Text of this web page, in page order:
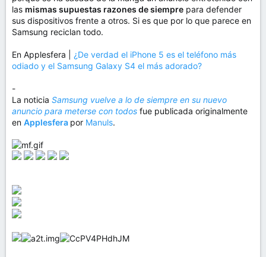
las mismas supuestas razones de siempre para defender
sus dispositivos frente a otros. Si es que por lo que parece en
Samsung reciclan todo.
En Applesfera | ¿De verdad el iPhone 5 es el teléfono más
odiado y el Samsung Galaxy S4 el más adorado?
-
La noticia Samsung vuelve a lo de siempre en su nuevo
anuncio para meterse con todos fue publicada originalmente
en Applesfera por Manuls.